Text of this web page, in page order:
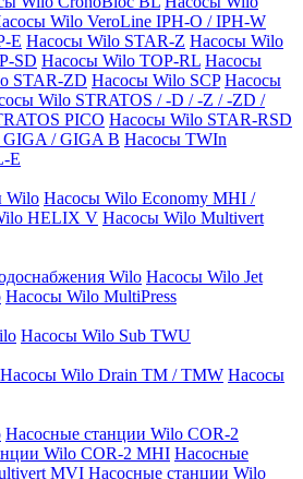
Wilo VeroLine IPH-O / IPH-W
E Насосы Wilo STAR-Z Насосы Wilo
SD Насосы Wilo TOP-RL Насосы
STAR-ZD Насосы Wilo SCP Насосы
Wilo STRATOS / -D / -Z / -ZD /
PICO Насосы Wilo STAR-RSD
/ GIGA B Насосы TWIn
E
Wilo Насосы Wilo Economy MHI /
HELIX V Насосы Wilo Multivert
Wilo Насосы Wilo Jet
Насосы Wilo MultiPress
Насосы Wilo Sub TWU
Насосы Wilo Drain TM / TMW Насосы
Насосные станции Wilo COR-2
Wilo COR-2 MHI Насосные
MVI Насосные станции Wilo